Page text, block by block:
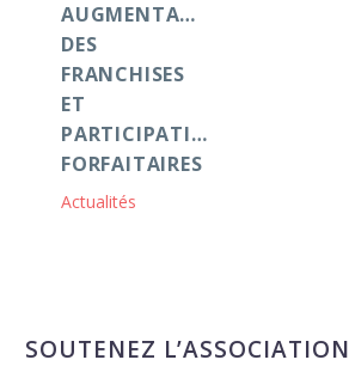
AUGMENTATION
DES
FRANCHISES
ET
PARTICIPATIONS
FORFAITAIRES
Actualités
SOUTENEZ L’ASSOCIATION